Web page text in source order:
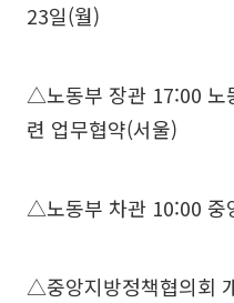
23일(월)
△노동부 장관 17:00 노
련 업무협약(서울)
△노동부 차관 10:00 중
△중앙지방정책협의회